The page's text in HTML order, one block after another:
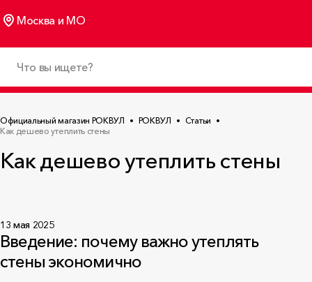
Москва и МО
Официальный магазин РОКВУЛ РОКВУЛ
Статьи
Как дешево утеплить стены
Как дешево утеплить стены
13 мая 2025
Введение: почему важно утеплять
стены экономично